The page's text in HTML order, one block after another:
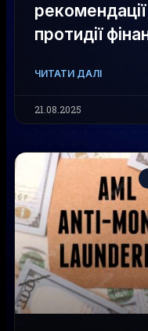
протидії
ЧИТАТИ ДАЛІ
21.08.2025